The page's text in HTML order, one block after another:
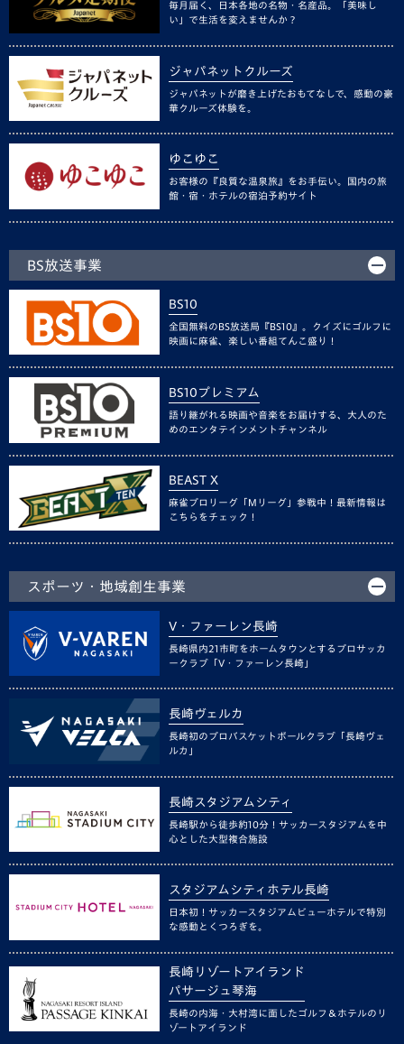
毎月届く、日本各地の名物・名産品。「美味し
い」で生活を変えませんか？
ジャパネットクルーズ
ジャパネットが磨き上げたおもてなしで、感動の豪
華クルーズ体験を。
ゆこゆこ
お客様の『良質な温泉旅』をお手伝い。国内の旅
館・宿・ホテルの宿泊予約サイト
BS放送事業
BS10
全国無料のBS放送局『BS10』。クイズにゴルフに
映画に麻雀、楽しい番組てんこ盛り！
BS10プレミアム
語り継がれる映画や音楽をお届けする、大人のた
めのエンタテインメントチャンネル
BEAST X
麻雀プロリーグ「Mリーグ」参戦中！最新情報は
こちらをチェック！
スポーツ・地域創生事業
V・ファーレン長崎
長崎県内21市町をホームタウンとするプロサッカ
ークラブ「V・ファーレン長崎」
長崎ヴェルカ
長崎初のプロバスケットボールクラブ「長崎ヴェ
ルカ」
長崎スタジアムシティ
長崎駅から徒歩約10分！サッカースタジアムを中
心とした大型複合施設
スタジアムシティホテル長崎
日本初！サッカースタジアムビューホテルで特別
な感動とくつろぎを。
長崎リゾートアイランド
パサージュ琴海
長崎の内海・大村湾に面したゴルフ＆ホテルのリ
ゾートアイランド